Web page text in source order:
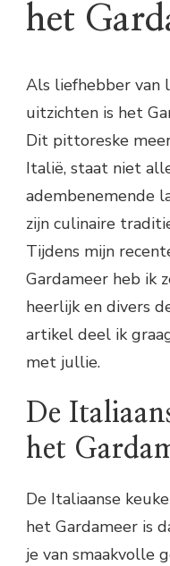
het
Als liefhebber van
uitzichten is het
Dit pittoreske
Italië, staat niet
adembenemende
zijn culinaire
Tijdens mijn
Gardameer heb ik
heerlijk en divers
artikel deel ik
met jullie.
De
het
De Italiaanse
het Gardameer is
je van smaakvolle